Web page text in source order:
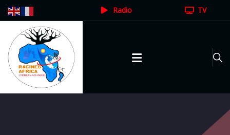
Radio TV